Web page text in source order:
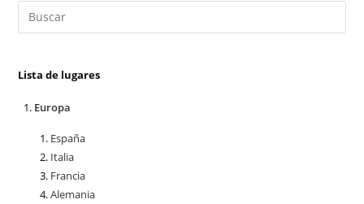
Lista de lugares
Europa
España
Italia
Francia
Alemania